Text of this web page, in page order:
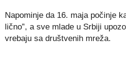
Napominje da 16. maja počinje
lično”, a sve mlade u Srbiji
vrebaju sa društvenih mreža.